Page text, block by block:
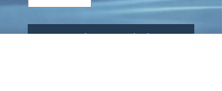
In den Warenkorb